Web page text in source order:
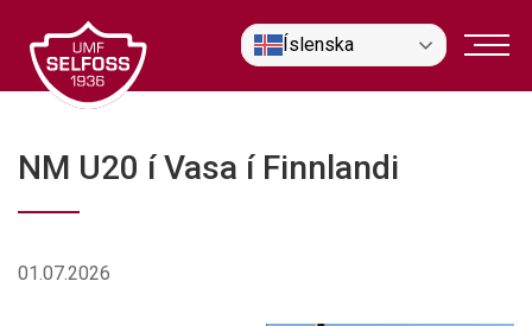
efni
Íslenska
NM U20 í Vasa í Finnlandi
01.07.2026